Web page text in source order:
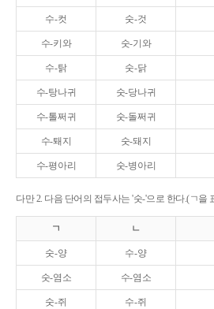
수-컷 숫-것
수-키와 숫-기와
수-탉 숫-닭
수-탕나귀 숫-당나귀
수-톨쩌귀 숫-돌쩌귀
수-퇘지 숫-돼지
수-평아리 숫-병아리
다만 2. 다음 단어의 접두사는 '숫-'으로 한다.(ㄱ을
ㄱ ㄴ
숫-양 수-양
숫-염소 수-염소
숫-쥐 수-쥐